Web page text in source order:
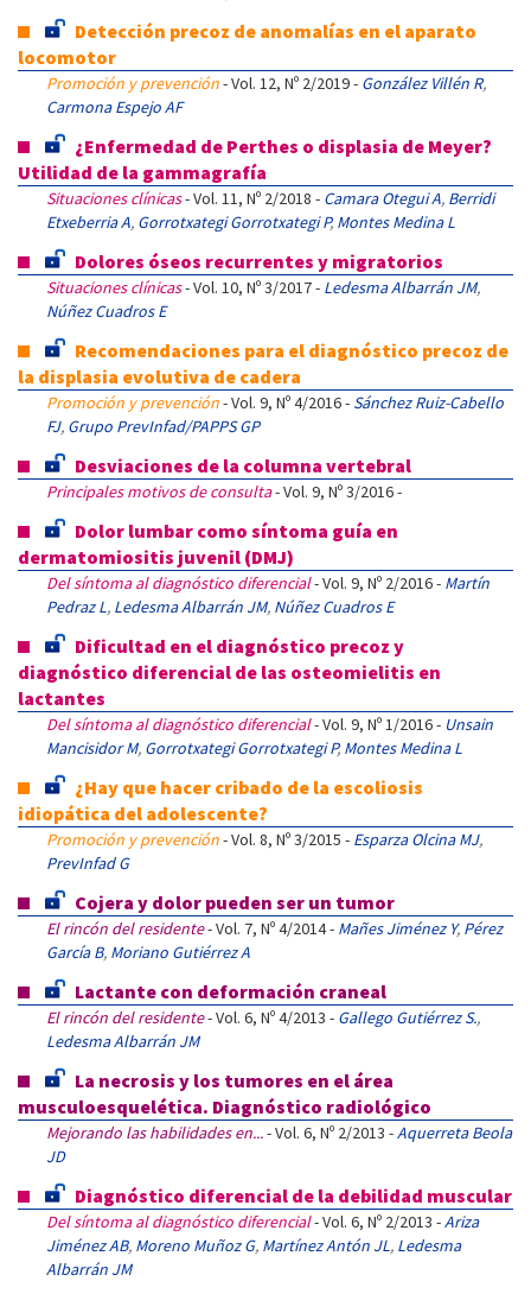
Detección precoz de anomalías en el aparato
locomotor
Promoción y prevención- Vol. 12, Nº 2/2019 - González Villén R,
Carmona Espejo AF
¿Enfermedad de Perthes o displasia de Meyer?
Utilidad de la gammagrafía
Situaciones clínicas- Vol. 11, Nº 2/2018 - Camara Otegui A, Berridi
Etxeberria A, Gorrotxategi Gorrotxategi P, Montes Medina L
Dolores óseos recurrentes y migratorios
Situaciones clínicas- Vol. 10, Nº 3/2017 - Ledesma Albarrán JM,
Núñez Cuadros E
Recomendaciones para el diagnóstico precoz de
la displasia evolutiva de cadera
Promoción y prevención- Vol. 9, Nº 4/2016 - Sánchez Ruiz-Cabello
FJ, Grupo PrevInfad/PAPPS GP
Desviaciones de la columna vertebral
Principales motivos de consulta- Vol. 9, Nº 3/2016 -
Dolor lumbar como síntoma guía en
dermatomiositis juvenil (DMJ)
Del síntoma al diagnóstico diferencial- Vol. 9, Nº 2/2016 - Martín
Pedraz L, Ledesma Albarrán JM, Núñez Cuadros E
Dificultad en el diagnóstico precoz y
diagnóstico diferencial de las osteomielitis en
lactantes
Del síntoma al diagnóstico diferencial- Vol. 9, Nº 1/2016 - Unsain
Mancisidor M, Gorrotxategi Gorrotxategi P, Montes Medina L
¿Hay que hacer cribado de la escoliosis
idiopática del adolescente?
Promoción y prevención- Vol. 8, Nº 3/2015 - Esparza Olcina MJ,
PrevInfad G
Cojera y dolor pueden ser un tumor
El rincón del residente- Vol. 7, Nº 4/2014 - Mañes Jiménez Y, Pérez
García B, Moriano Gutiérrez A
Lactante con deformación craneal
El rincón del residente- Vol. 6, Nº 4/2013 - Gallego Gutiérrez S.,
Ledesma Albarrán JM
La necrosis y los tumores en el área
musculoesquelética. Diagnóstico radiológico
Mejorando las habilidades en...- Vol. 6, Nº 2/2013 -Aquerreta Beola
JD
Diagnóstico diferencial de la debilidad muscular
Del síntoma al diagnóstico diferencial- Vol. 6, Nº 2/2013 -Ariza
Jiménez AB, Moreno Muñoz G, Martínez Antón JL, Ledesma
Albarrán JM